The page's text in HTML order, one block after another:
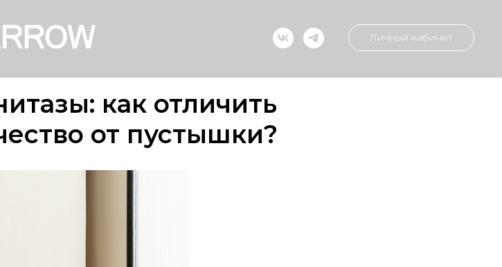
Личный кабинет
как отличить
от пустышки?